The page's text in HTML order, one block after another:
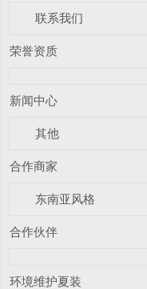
联系我们
荣誉资质
新闻中心
其他
合作商家
东南亚风格
合作伙伴
环境维护夏装